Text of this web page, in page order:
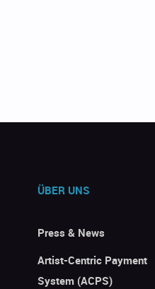
ÜBER UNS
Press & News
Artist-Centric Payment
System (ACPS)